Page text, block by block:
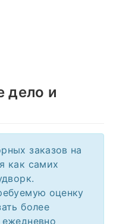
дело и
заказов на
как самих
оценку
более